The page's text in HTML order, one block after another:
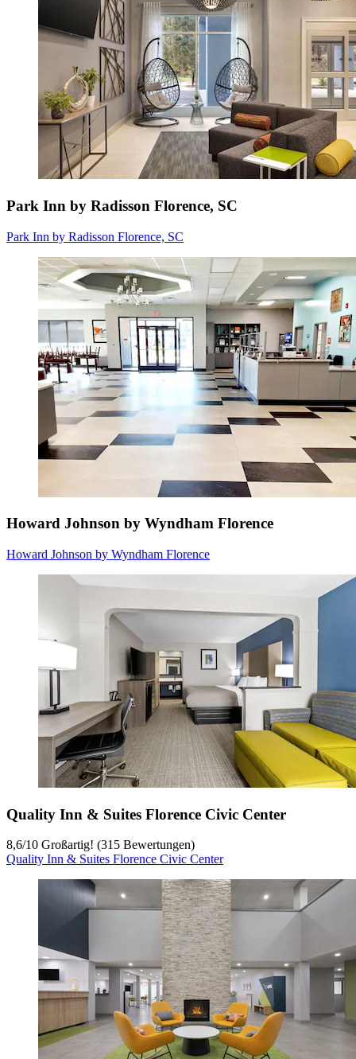
Park Inn by Radisson Florence, SC
Park Inn by Radisson Florence, SC
Howard Johnson by Wyndham Florence
Howard Johnson by Wyndham Florence
Quality Inn & Suites Florence Civic Center
8,6/10 Großartig! (315 Bewertungen)
Quality Inn & Suites Florence Civic Center